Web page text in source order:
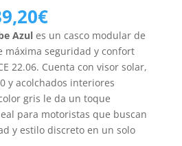
€El
precio
actual
es:
639,20€.
Azules un casco modular de
máxima seguridad y confort
22.06. Cuenta con visor solar,
y acolchados interiores
gris le da un toque
para motoristas que buscan
y estilo discreto en un solo